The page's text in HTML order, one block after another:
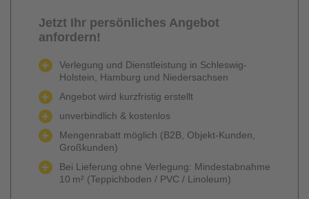
Jetzt Ihr persönliches Angebot
anfordern!
Verlegung und Dienstleistung in Schleswig-
Holstein, Hamburg und Niedersachsen
Angebot wird kurzfristig erstellt
unverbindlich & kostenlos
Mengenrabatt möglich (B2B, Objekt-Kunden,
Großkunden)
Bei Lieferung ohne Verlegung: Mindestabnahme
10 m² (Teppichboden / PVC / Linoleum)